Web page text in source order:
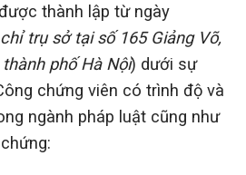
thành lập từ ngày
trụ sở tại số 165 Giảng Võ,
phố Hà Nội) dưới sự
chứng viên có trình độ và
ngành pháp luật cũng như